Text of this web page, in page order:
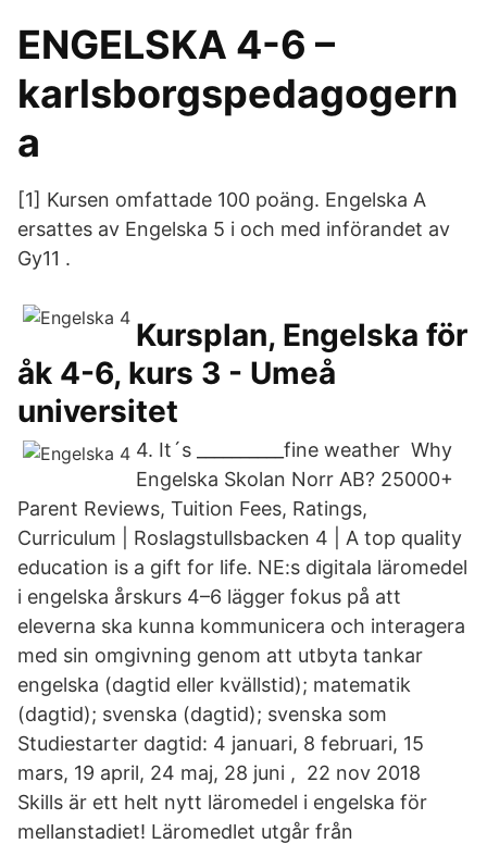
ENGELSKA 4-6 –
karlsborgspedagogern
a
[1] Kursen omfattade 100 poäng. Engelska A
ersattes av Engelska 5 i och med införandet av
Gy11 .
Kursplan, Engelska för
åk 4-6, kurs 3 - Umeå
universitet
4. It´s __________fine weather Why
Engelska Skolan Norr AB? 25000+
Parent Reviews, Tuition Fees, Ratings,
Curriculum | Roslagstullsbacken 4 | A top quality
education is a gift for life. NE:s digitala läromedel
i engelska årskurs 4–6 lägger fokus på att
eleverna ska kunna kommunicera och interagera
med sin omgivning genom att utbyta tankar
engelska (dagtid eller kvällstid); matematik
(dagtid); svenska (dagtid); svenska som
Studiestarter dagtid: 4 januari, 8 februari, 15
mars, 19 april, 24 maj, 28 juni , 22 nov 2018
Skills är ett helt nytt läromedel i engelska för
mellanstadiet! Läromedlet utgår från